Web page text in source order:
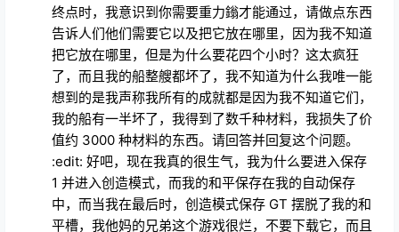
终点时，我意识到你需要重力鎓才能通过，请做点东西
告诉人们他们需要它以及把它放在哪里，因为我不知道
把它放在哪里，但是为什么要花四个小时？这太疯狂
了，而且我的船整艘都坏了，我不知道为什么我唯一能
想到的是我声称我所有的成就都是因为我不知道它们，
我的船有一半坏了，我得到了数千种材料，我损失了价
值约 3000 种材料的东西。请回答并回复这个问题。
:edit: 好吧，现在我真的很生气，我为什么要进入保存
1 并进入创造模式，而我的和平保存在我的自动保存
中，而当我在最后时，创造模式保存 GT 摆脱了我的和
平槽，我他妈的兄弟这个游戏很烂，不要下载它，而且